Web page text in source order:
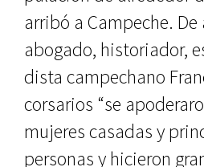
arribó a Campeche. De
abogado, historiador,
dista campechano
corsarios “se
mujeres casadas y
personas y hicieron